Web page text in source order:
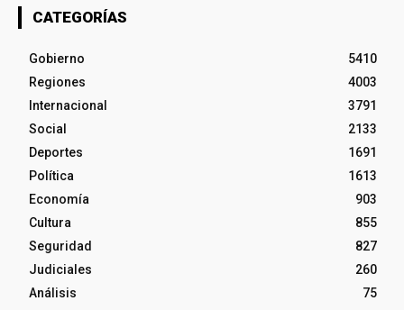
CATEGORÍAS
Gobierno
5410
Regiones
4003
Internacional
3791
Social
2133
Deportes
1691
Política
1613
Economía
903
Cultura
855
Seguridad
827
Judiciales
260
Análisis
75